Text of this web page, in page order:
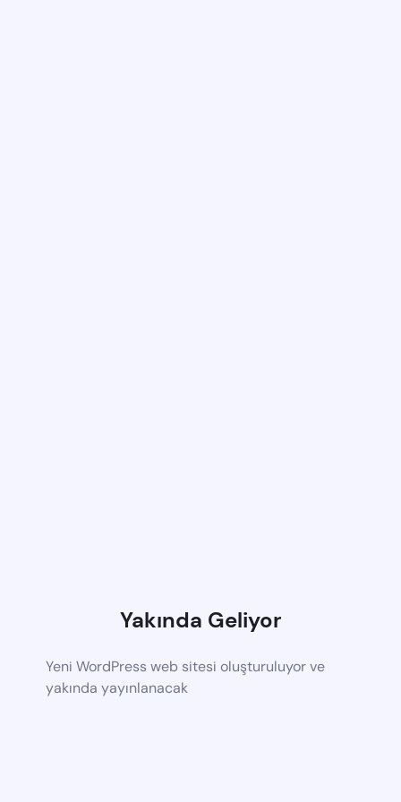
Yakında Geliyor
Yeni WordPress web sitesi oluşturuluyor ve
yakında yayınlanacak